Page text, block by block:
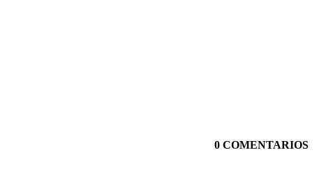
0 COMENTARIOS